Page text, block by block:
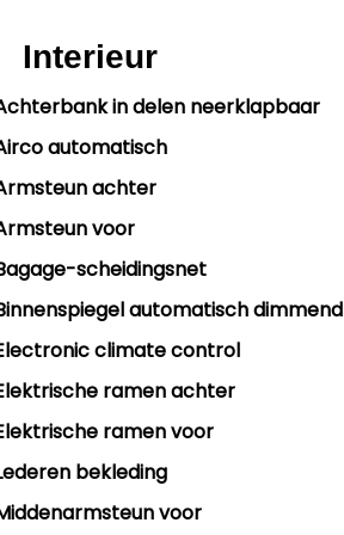
Interieur
in delen neerklapbaar
automatisch
achter
voor
scheidingsnet
automatisch dimmend
climate control
ramen achter
ramen voor
bekleding
voor